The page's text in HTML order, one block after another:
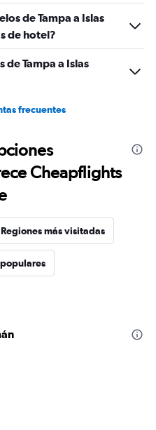
de Tampa a Islas
de hotel?
de Tampa a Islas
frecuentes
Cheapflights
Regiones más visitadas